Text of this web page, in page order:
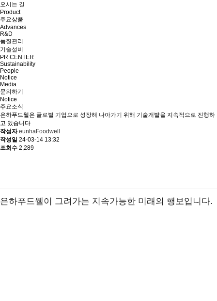
오시는 길
Product
주요상품
Advances
R&D
품질관리
기술설비
PR CENTER
Sustainability
People
Notice
Media
문의하기
Notice
주요소식
은하푸드웰은 글로벌 기업으로 성장해 나아가기 위해 기술개발을 지속적으로 진행하
고 있습니다
작성자eunhaFoodwell
작성일 24-03-14 13:32
조회수 2,289
은하푸드웰이 그려가는 지속가능한 미래의 행보입니다.